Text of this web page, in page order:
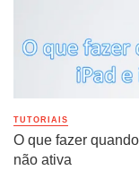
TUTORIAIS
O que fazer
não ativa